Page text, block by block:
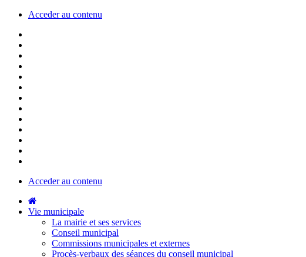
Acceder au contenu
Acceder au contenu
Vie municipale
La mairie et ses services
Conseil municipal
Commissions municipales et externes
Procès-verbaux des séances du conseil municipal